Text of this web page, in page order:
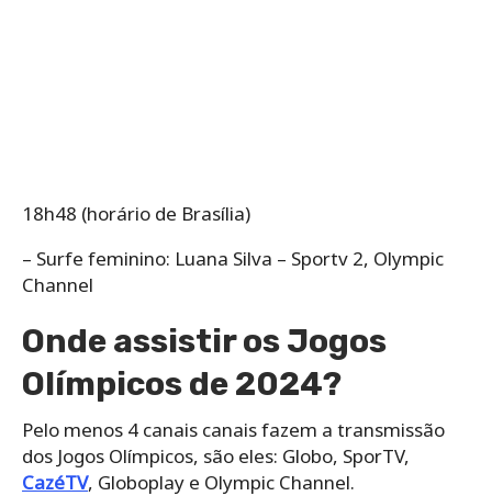
18h48 (horário de Brasília)
– Surfe feminino: Luana Silva – Sportv 2, Olympic
Channel
Onde assistir os Jogos
Olímpicos de 2024?
Pelo menos 4 canais canais fazem a transmissão
dos Jogos Olímpicos, são eles: Globo, SporTV,
CazéTV, Globoplay e Olympic Channel.